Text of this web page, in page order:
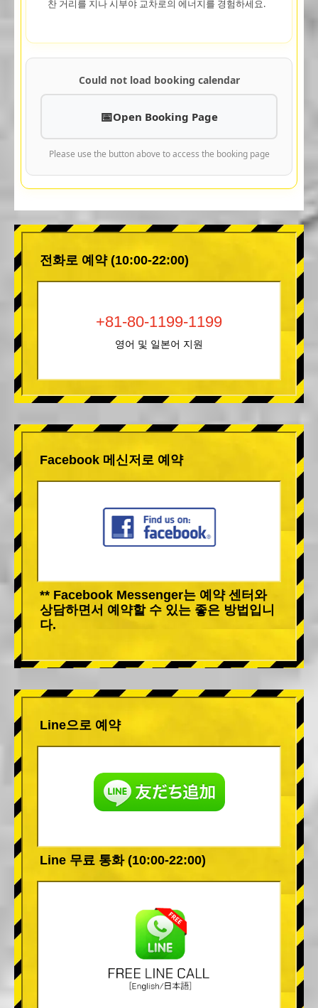
찬 거리를 지나 시부야 교차로의 에너지를 경험하세요.
Could not load booking calendar
Open Booking Page
Please use the button above to access the booking page
전화로 예약 (10:00-22:00)
+81-80-1199-1199
영어 및 일본어 지원
Facebook 메신저로 예약
** Facebook Messenger는 예약 센터와
상담하면서 예약할 수 있는 좋은 방법입니
다.
Line으로 예약
Line 무료 통화 (10:00-22:00)